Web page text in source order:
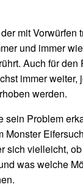
mit Vorwürfen
und immer
Auch für den
immer weiter,
werden.
sein Problem
Monster
sich vielleicht,
was welche